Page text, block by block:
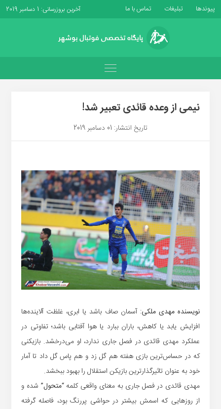
پیوندها تبلیغات تماس با ما آخرین بروزرسانی: 1 دسامبر 2019
نیمی از وعده قائدی تعبیر شد!
تاریخ انتشار: 01 دسامبر 2019
نویسنده مهدی ملکی: آسمان صاف باشد یا ابری، غلظت آلاینده‌ها
افزایش یابد یا کاهش، باران ببارد یا هوا آفتابی باشد؛ تفاوتی در
عملکرد مهدی قائدی در فصل جاری ندارد، او می‌درخشد. بازیکنی
که در حساس‌ترین بازی هفته هم گل زد و هم پاس گل داد تا آمار
خود به عنوان تاثیرگذارترین بازیکن استقلال را بهبود ببخشد.
مهدی قائدی در فصل جاری به معنای واقعی کلمه“متحول” شده و
از روزهایی که اسمش بیشتر در حواشی پررنگ بود، فاصله گرفته